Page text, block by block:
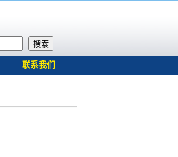
搜索
联系我们